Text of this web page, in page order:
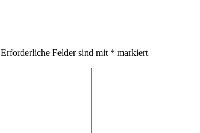
Erforderliche Felder sind mit * markiert